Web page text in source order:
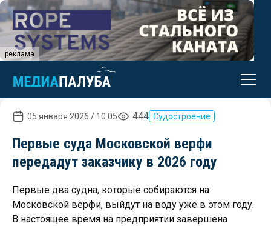
реклама
05 января 2026 / 10:05 444 Судостроение
Первые суда Московской верфи
передадут заказчику в 2026 году
Первые два судна, которые собираются на
Московской верфи, выйдут на воду уже в этом году.
В настоящее время на предприятии завершена